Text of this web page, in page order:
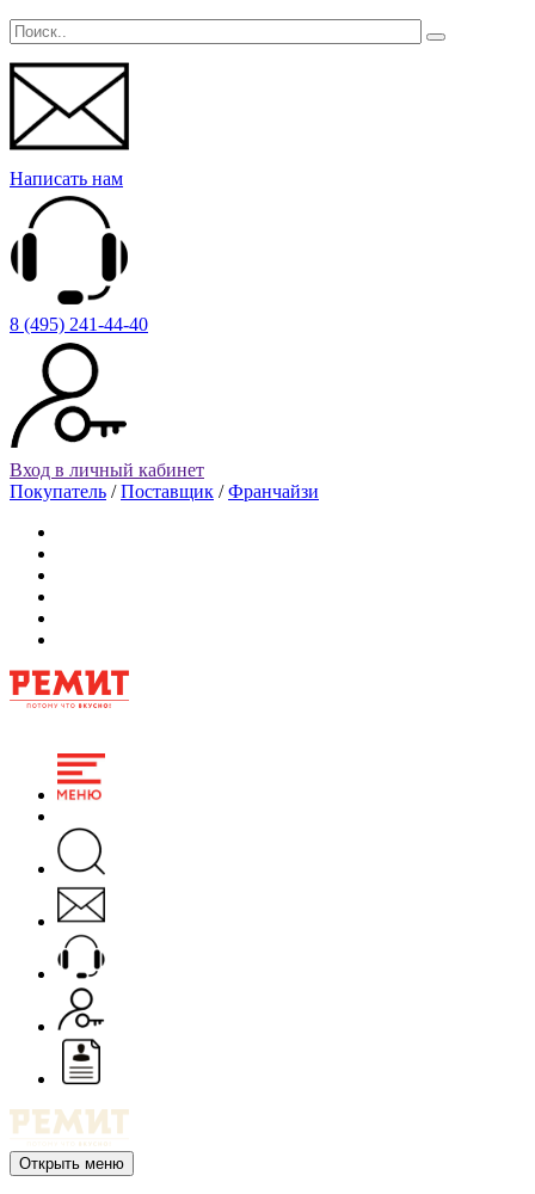
Написать нам
8 (495) 241-44-40
Вход в личный кабинет
Покупатель /Поставщик /Франчайзи
Открыть меню